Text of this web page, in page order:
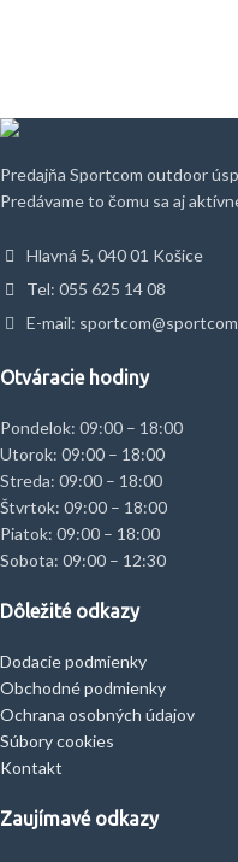
Predajňa Sportcom outdoor
Predávame to čomu sa aj
Hlavná 5, 040 01 Košice
Tel: 055 625 14 08
E-mail:
Otváracie hodiny
Pondelok: 09:00 – 18:00
Utorok: 09:00 – 18:00
Streda: 09:00 – 18:00
Štvrtok: 09:00 – 18:00
Piatok: 09:00 – 18:00
Sobota: 09:00 – 12:30
Dôležité odkazy
Dodacie podmienky
Obchodné podmienky
Ochrana osobných údajov
Súbory cookies
Kontakt
Zaujímavé odkazy